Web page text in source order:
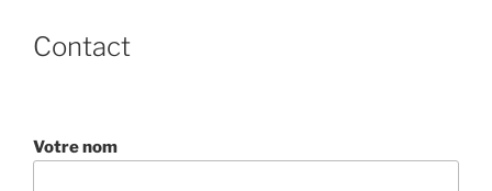
Contact
Votre nom